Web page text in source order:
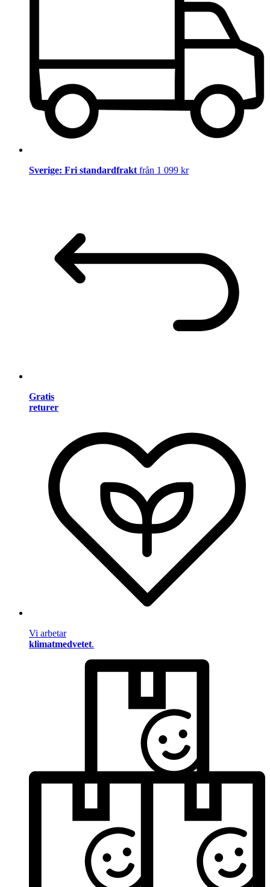
Sverige: Fri standardfrakt från 1 099 kr
Gratis
returer
Vi arbetar
klimatmedvetet.